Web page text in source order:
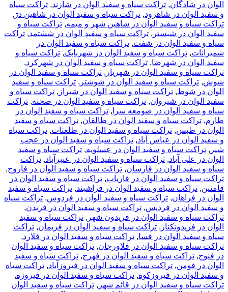
,تراکت سیاه و سفید الوان در شازند, تراکت سیاه
در شاهرود ,تراکت سیاه و سفید الوان در شاهین دژ
و سفید الوان در شاهین شهر و میمه,تراکت سیاه و
در شبستر ,تراکت سیاه و سفید الوان در ششتمد ,تراکت
الوان در شفت,تراکت سیاه و سفید الوان در
,تراکت سیاه و سفید الوان در شهربابک, تراکت سیاه و
در شهرضا ,تراکت سیاه و سفید الوان در شهرکرد,
و سفید الوان در شهریار ,تراکت سیاه و سفید الوان در
سیاه و سفید الوان در شوشتر ,تراکت سیاه و سفید
,تراکت سیاه و سفید الوان در شیراز, تراکت سیاه و
در شیروان ,تراکت سیاه و سفید الوان در صحنه, تراکت
الوان در صومعه سرا,تراکت سیاه و سفید الوان در
سیاه و سفید الوان در طالقان ,تراکت سیاه و سفید
طبس, تراکت سیاه و سفید الوان در طلعتات ,تراکت سیاه
در عباس آباد
تراکت سیاه و سفید الوان در عجب
سیاه و سفید الوان در عسلویه ,تراکت سیاه و سفید
آباد,تراکت سیاه و سفید الوان در عنبرآباد ,تراکت
الوان در فارسان ,تراکت سیاه و سفید الوان در فاروج,
و سفید الوان در فاریاب,تراکت سیاه و سفید الوان در
سیاه و سفید الوان در فراشبند,تراکت سیاه و سفید
,تراکت سیاه و سفید الوان در فردوس,تراکت سیاه
در فردیس ,تراکت سیاه و سفید الوان در فریدن,
و سفید الوان در فریدون شهر ,تراکت سیاه و سفید
,تراکت سیاه و سفید الوان در فریمان ,تراکت
الوان در فسا, تراکت سیاه و سفید الوان در فلارد ,
و سفید الوان در فلاورجان تراکت سیاه و سفید الوان
سیاه و سفید الوان در فهرج ,تراکت سیاه و سفید
,تراکت سیاه و سفید الوان در فیروزآباد, تراکت سیاه
در فیروزکوه تراکت سیاه و سفید الوان در فیروزه
و سفید الوان در قائم شهر تراکت سیاه و سفید الوان